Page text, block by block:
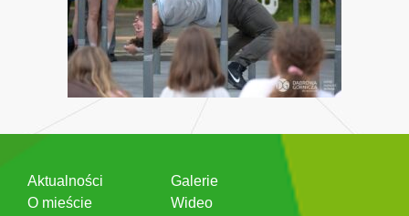
Aktualności
O mieście
Galerie
Wideo